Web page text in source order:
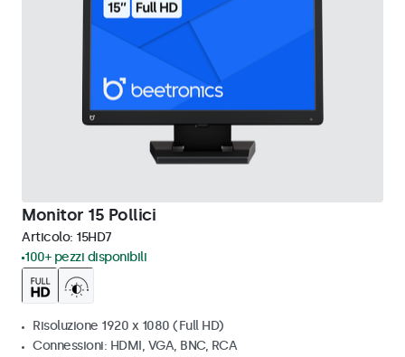
Monitor 15 Pollici
Articolo: 15HD7
100+ pezzi disponibili
Risoluzione 1920 x 1080 (Full HD)
Connessioni: HDMI, VGA, BNC, RCA